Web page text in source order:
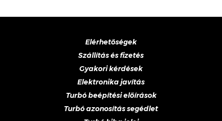
Elérhetőségek
Szállítás és fizetés
Gyakori kérdések
Elektronika javítás
Turbó beépítési előírások
Turbó azonosítás segédlet